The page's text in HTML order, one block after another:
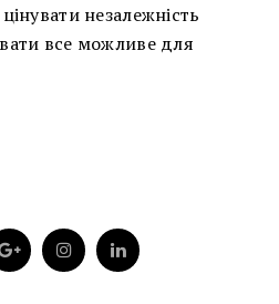
незалежність
все можливе для